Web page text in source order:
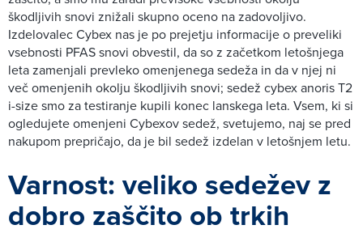
škodljivih snovi znižali skupno oceno na zadovoljivo.
Izdelovalec Cybex nas je po prejetju informacije o preveliki
vsebnosti PFAS snovi obvestil, da so z začetkom letošnjega
leta zamenjali prevleko omenjenega sedeža in da v njej ni
več omenjenih okolju škodljivih snovi; sedež cybex anoris T2
i-size smo za testiranje kupili konec lanskega leta. Vsem, ki si
ogledujete omenjeni Cybexov sedež, svetujemo, naj se pred
nakupom prepričajo, da je bil sedež izdelan v letošnjem letu.
Varnost: veliko sedežev z
dobro zaščito ob trkih